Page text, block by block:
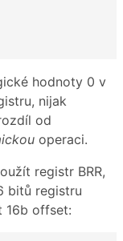
hodnoty 0 v
nijak
od
operaci.
registr BRR,
bitů registru
16b offset: